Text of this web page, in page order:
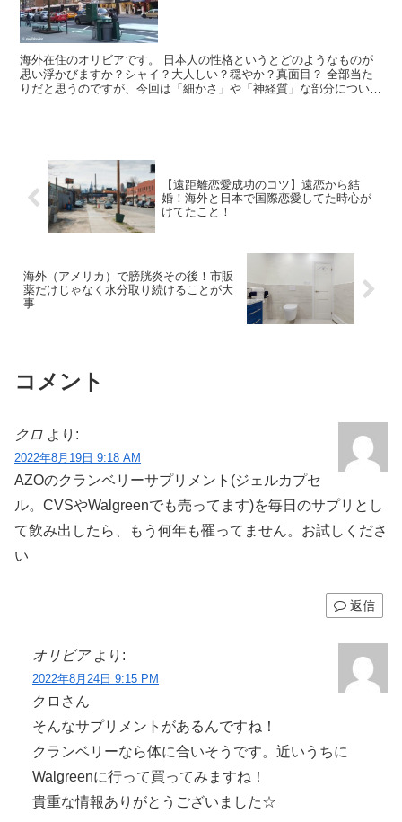
海外在住のオリビアです。 日本人の性格というとどのようなものが
思い浮かびますか？シャイ？大人しい？穏やか？真面目？ 全部当た
りだと思うのですが、今回は「細かさ」や「神経質」な部分について
【遠距離恋愛成功のコツ】遠恋から結
婚！海外と日本で国際恋愛してた時心が
けてたこと！
海外（アメリカ）で膀胱炎その後！市販
薬だけじゃなく水分取り続けることが大
事
コメント
クロ より:
2022年8月19日 9:18 AM
AZOのクランベリーサプリメント(ジェルカプセ
ル。CVSやWalgreenでも売ってます)を毎日のサプリとし
て飲み出したら、もう何年も罹ってません。お試しくださ
い
返信
オリビア より:
2022年8月24日 9:15 PM
クロさん
そんなサプリメントがあるんですね！
クランベリーなら体に合いそうです。近いうちに
Walgreenに行って買ってみますね！
貴重な情報ありがとうございました☆